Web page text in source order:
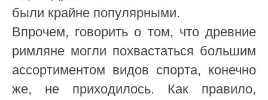
были крайне популярными.
Впрочем, говорить о том, что древние
римляне могли похвастаться большим
ассортиментом видов спорта, конечно
же, не приходилось. Как правило,